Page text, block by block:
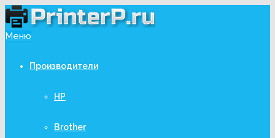
Меню
Производители
HP
Brother